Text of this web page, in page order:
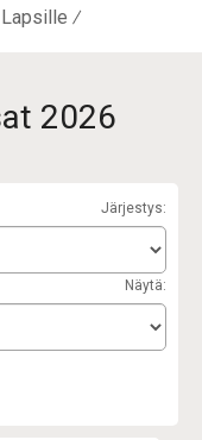
2026
Järjestys:
Näytä: